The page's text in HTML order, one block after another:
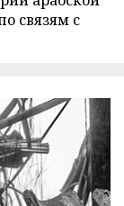
связям с